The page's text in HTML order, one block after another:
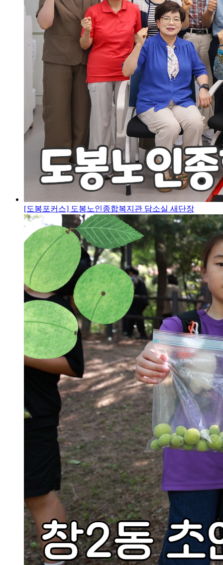
[도봉포커스] 도봉노인종합복지관 담소실 새단장